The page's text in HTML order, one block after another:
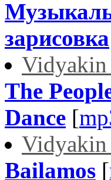
зарисовка
The
Dance [
Bailamos [